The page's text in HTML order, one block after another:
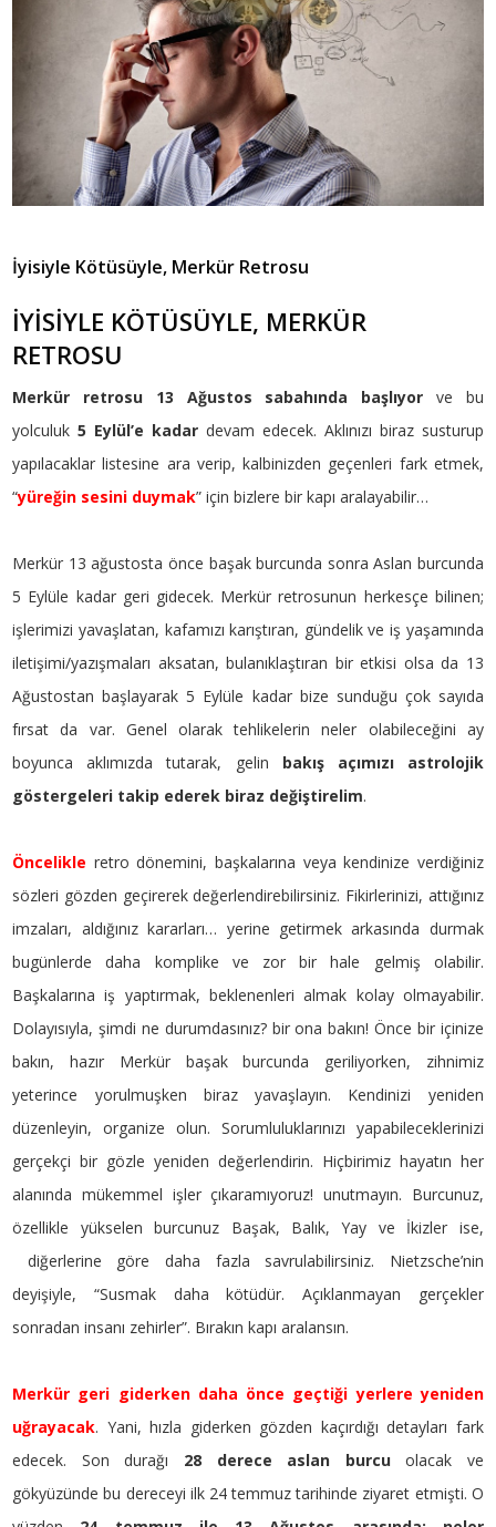
İyisiyle Kötüsüyle, Merkür Retrosu
İYİSİYLE KÖTÜSÜYLE, MERKÜR
RETROSU
Merkür retrosu 13 Ağustos sabahında başlıyor ve bu
yolculuk5 Eylül’e kadar devam edecek. Aklınızı biraz susturup
yapılacaklar listesine ara verip, kalbinizden geçenleri fark etmek,
“yüreğin sesini duymak” için bizlere bir kapı aralayabilir…
Merkür 13 ağustosta önce başak burcunda sonra Aslan burcunda
5 Eylüle kadar geri gidecek. Merkür retrosunun herkesçe bilinen;
işlerimizi yavaşlatan, kafamızı karıştıran, gündelik ve iş yaşamında
iletişimi/yazışmaları aksatan, bulanıklaştıran bir etkisi olsa da 13
Ağustostan başlayarak 5 Eylüle kadar bize sunduğu çok sayıda
fırsat da var. Genel olarak tehlikelerin neler olabileceğini ay
boyunca aklımızda tutarak, gelin bakış açımızı astrolojik
göstergeleri takip ederek biraz değiştirelim.
Öncelikle retro dönemini, başkalarına veya kendinize verdiğiniz
sözleri gözden geçirerek değerlendirebilirsiniz. Fikirlerinizi, attığınız
imzaları, aldığınız kararları… yerine getirmek arkasında durmak
bugünlerde daha komplike ve zor bir hale gelmiş olabilir.
Başkalarına iş yaptırmak, beklenenleri almak kolay olmayabilir.
Dolayısıyla, şimdi ne durumdasınız? bir ona bakın! Önce bir içinize
bakın, hazır Merkür başak burcunda geriliyorken, zihnimiz
yeterince yorulmuşken biraz yavaşlayın. Kendinizi yeniden
düzenleyin, organize olun. Sorumluluklarınızı yapabileceklerinizi
gerçekçi bir gözle yeniden değerlendirin. Hiçbirimiz hayatın her
alanında mükemmel işler çıkaramıyoruz! unutmayın. Burcunuz,
özellikle yükselen burcunuz Başak, Balık, Yay ve İkizler ise,
diğerlerine göre daha fazla savrulabilirsiniz. Nietzsche’nin
deyişiyle, “Susmak daha kötüdür. Açıklanmayan gerçekler
sonradan insanı zehirler”. Bırakın kapı aralansın.
Merkür geri giderken daha önce geçtiği yerlere yeniden
uğrayacak. Yani, hızla giderken gözden kaçırdığı detayları fark
edecek. Son durağı 28 derece aslan burcuolacak ve
gökyüzünde bu dereceyi ilk 24 temmuz tarihinde ziyaret etmişti. O